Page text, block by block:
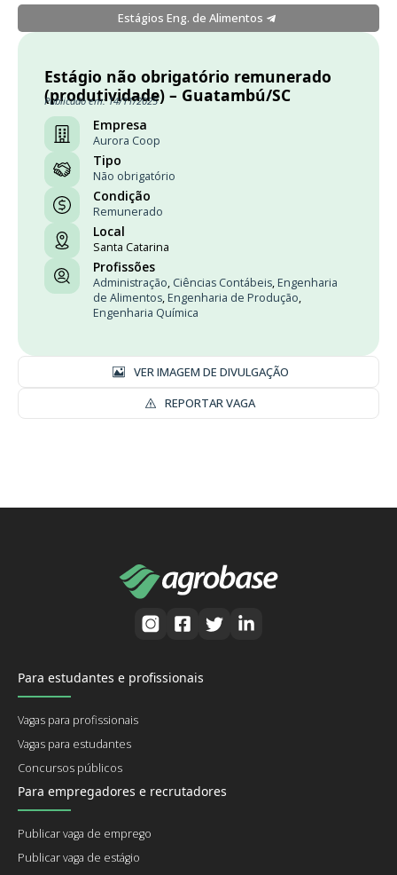
Estágios Eng. de Alimentos
Estágio não obrigatório remunerado
(produtividade) – Guatambú/SC
Publicado em: 14/11/2025
Empresa
Aurora Coop
Tipo
Não obrigatório
Condição
Remunerado
Local
Santa Catarina
Profissões
Administração, Ciências Contábeis, Engenharia
de Alimentos, Engenharia de Produção,
Engenharia Química
VER IMAGEM DE DIVULGAÇÃO
REPORTAR VAGA
Para estudantes e profissionais
Vagas para profissionais
Vagas para estudantes
Concursos públicos
Para empregadores e recrutadores
Publicar vaga de emprego
Publicar vaga de estágio